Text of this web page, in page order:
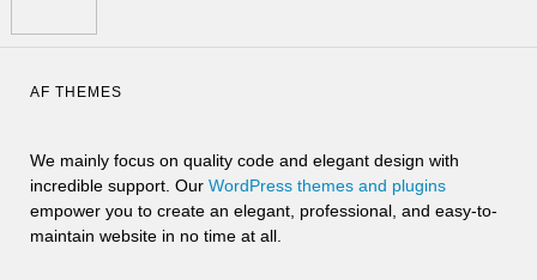
AF THEMES
We mainly focus on quality code and elegant design with
incredible support. Our WordPress themes and plugins
empower you to create an elegant, professional, and easy-to-
maintain website in no time at all.